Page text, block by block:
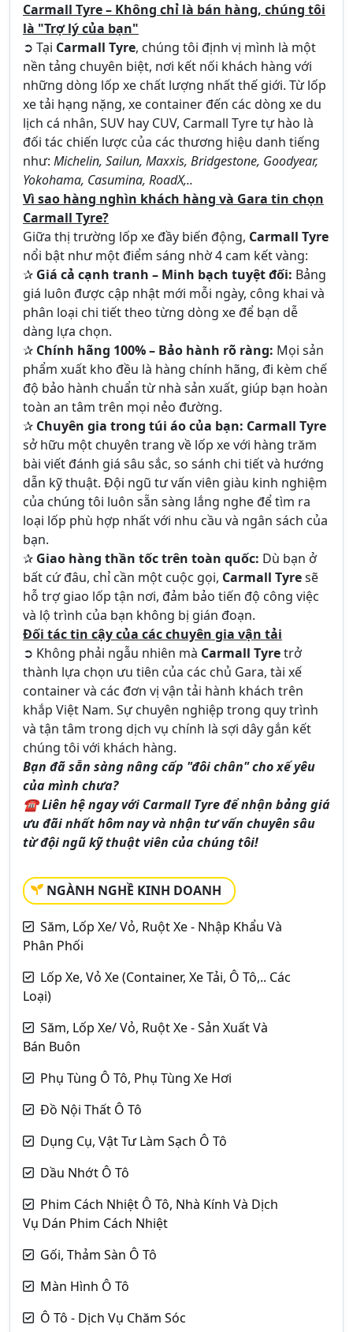
Carmall Tyre – Không chỉ là bán hàng, chúng tôi
là "Trợ lý của bạn"
➲ Tại Carmall Tyre, chúng tôi định vị mình là một
nền tảng chuyên biệt, nơi kết nối khách hàng với
những dòng lốp xe chất lượng nhất thế giới. Từ lốp
xe tải hạng nặng, xe container đến các dòng xe du
lịch cá nhân, SUV hay CUV, Carmall Tyre tự hào là
đối tác chiến lược của các thương hiệu danh tiếng
như: Michelin, Sailun, Maxxis, Bridgestone, Goodyear,
Yokohama, Casumina, RoadX,..
Vì sao hàng nghìn khách hàng và Gara tin chọn
Carmall Tyre?
Giữa thị trường lốp xe đầy biến động, Carmall Tyre
nổi bật như một điểm sáng nhờ 4 cam kết vàng:
✰ Giá cả cạnh tranh – Minh bạch tuyệt đối: Bảng
giá luôn được cập nhật mới mỗi ngày, công khai và
phân loại chi tiết theo từng dòng xe để bạn dễ
dàng lựa chọn.
✰ Chính hãng 100% – Bảo hành rõ ràng: Mọi sản
phẩm xuất kho đều là hàng chính hãng, đi kèm chế
độ bảo hành chuẩn từ nhà sản xuất, giúp bạn hoàn
toàn an tâm trên mọi nẻo đường.
✰ Chuyên gia trong túi áo của bạn: Carmall Tyre
sở hữu một chuyên trang về lốp xe với hàng trăm
bài viết đánh giá sâu sắc, so sánh chi tiết và hướng
dẫn kỹ thuật. Đội ngũ tư vấn viên giàu kinh nghiệm
của chúng tôi luôn sẵn sàng lắng nghe để tìm ra
loại lốp phù hợp nhất với nhu cầu và ngân sách của
bạn.
✰ Giao hàng thần tốc trên toàn quốc: Dù bạn ở
bất cứ đâu, chỉ cần một cuộc gọi, Carmall Tyresẽ
hỗ trợ giao lốp tận nơi, đảm bảo tiến độ công việc
và lộ trình của bạn không bị gián đoạn.
Đối tác tin cậy của các chuyên gia vận tải
➲ Không phải ngẫu nhiên mà Carmall Tyretrở
thành lựa chọn ưu tiên của các chủ Gara, tài xế
container và các đơn vị vận tải hành khách trên
khắp Việt Nam. Sự chuyên nghiệp trong quy trình
và tận tâm trong dịch vụ chính là sợi dây gắn kết
chúng tôi với khách hàng.
Bạn đã sẵn sàng nâng cấp "đôi chân" cho xế yêu
của mình chưa?
☎ Liên hệ ngay với Carmall Tyre để nhận bảng giá
ưu đãi nhất hôm nay và nhận tư vấn chuyên sâu
từ đội ngũ kỹ thuật viên của chúng tôi!
NGÀNH NGHỀ KINH DOANH
Săm, Lốp Xe/ Vỏ, Ruột Xe - Nhập Khẩu Và
Phân Phối
Lốp Xe, Vỏ Xe (Container, Xe Tải, Ô Tô,.. Các
Loại)
Săm, Lốp Xe/ Vỏ, Ruột Xe - Sản Xuất Và
Bán Buôn
Phụ Tùng Ô Tô, Phụ Tùng Xe Hơi
Đồ Nội Thất Ô Tô
Dụng Cụ, Vật Tư Làm Sạch Ô Tô
Dầu Nhớt Ô Tô
Phim Cách Nhiệt Ô Tô, Nhà Kính Và Dịch
Vụ Dán Phim Cách Nhiệt
Gối, Thảm Sàn Ô Tô
Màn Hình Ô Tô
Ô Tô - Dịch Vụ Chăm Sóc